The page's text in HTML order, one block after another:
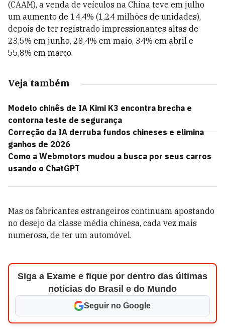
(CAAM), a venda de veículos na China teve em julho
um aumento de 14,4% (1,24 milhões de unidades),
depois de ter registrado impressionantes altas de
23,5% em junho, 28,4% em maio, 34% em abril e
55,8% em março.
Veja também
Modelo chinês de IA Kimi K3 encontra brecha e
contorna teste de segurança
Correção da IA derruba fundos chineses e elimina
ganhos de 2026
Como a Webmotors mudou a busca por seus carros
usando o ChatGPT
Mas os fabricantes estrangeiros continuam apostando
no desejo da classe média chinesa, cada vez mais
numerosa, de ter um automóvel.
Siga a Exame e fique por dentro das últimas
notícias do Brasil e do Mundo
Seguir no Google